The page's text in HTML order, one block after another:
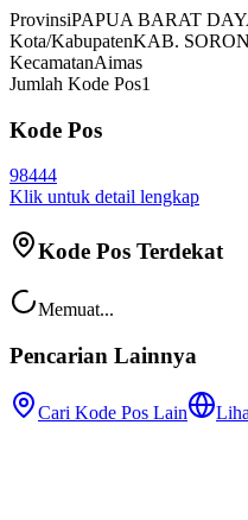
ProvinsiPAPUA BARAT
Kota/KabupatenKAB.
KecamatanAimas
Jumlah Kode Pos1
Kode Pos
98444
Klik untuk detail lengkap
Kode Pos Terdekat
Memuat...
Pencarian Lainnya
Cari Kode Pos Lain